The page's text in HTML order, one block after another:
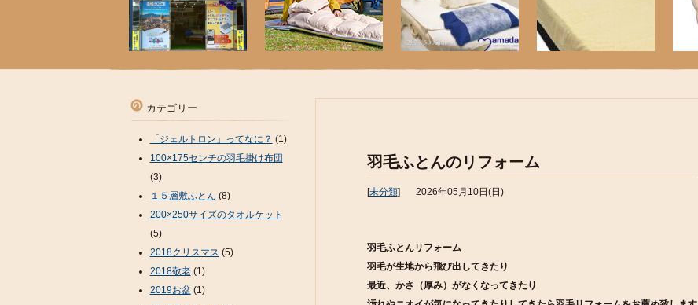
羽毛ふとんのリフォーム
[未分類] 2026年05月10日(日)
羽毛ふとんリフォーム
羽毛が生地から飛び出してきたり
最近、かさ（厚み）がなくなってきたり
カテゴリー
「ジェルトロン」ってなに？ (1)
100×175センチの羽毛掛け布団
(3)
１５層敷ふとん (8)
200×250サイズのタオルケット
(5)
2018クリスマス (5)
2018敬老(1)
2019お盆(1)